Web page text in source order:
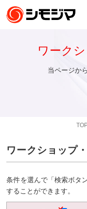
ワーク
当ページか
ワークショップ
条件を選んで「検索ボタ
することができます。